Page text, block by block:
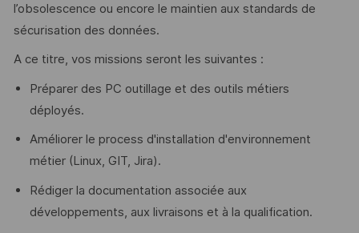
l’obsolescence ou encore le maintien aux standards de
sécurisation des données.
A ce titre, vos missions seront les suivantes :
Préparer des PC outillage et des outils métiers
déployés.
Améliorer le process d'installation d'environnement
métier (Linux, GIT, Jira).
Rédiger la documentation associée aux
développements, aux livraisons et à la qualification.